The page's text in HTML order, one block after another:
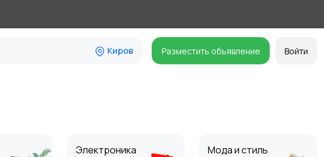
Киров Разместить объявление Войти
Электроника Мода и стиль